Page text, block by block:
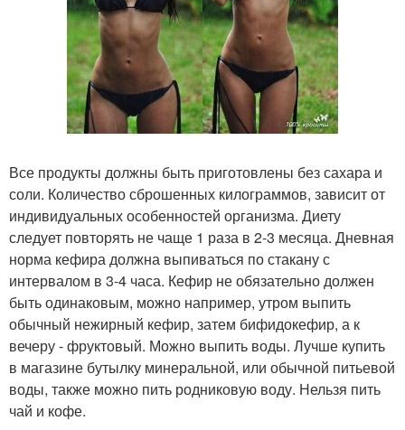
Все продукты должны быть приготовлены без сахара и
соли. Количество сброшенных килограммов, зависит от
индивидуальных особенностей организма. Диету
следует повторять не чаще 1 раза в 2-3 месяца. Дневная
норма кефира должна выпиваться по стакану с
интервалом в 3-4 часа. Кефир не обязательно должен
быть одинаковым, можно например, утром выпить
обычный нежирный кефир, затем бифидокефир, а к
вечеру - фруктовый. Можно выпить воды. Лучше купить
в магазине бутылку минеральной, или обычной питьевой
воды, также можно пить родниковую воду. Нельзя пить
чай и кофе.